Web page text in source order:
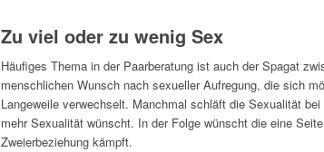
Zu viel oder zu wenig Sex
Häufiges Thema in der Paarberatung ist auch der Spagat
menschlichen Wunsch nach sexueller Aufregung, die sich
Langeweile verwechselt. Manchmal schläft die Sexualität
mehr Sexualität wünscht. In der Folge wünscht die eine
Zweierbeziehung kämpft.